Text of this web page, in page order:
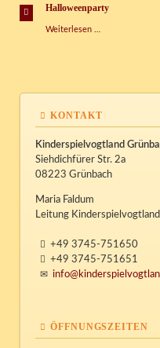
Halloweenparty
Weiterlesen …
KONTAKT
Kinderspielvogtland
Siehdichfürer Str. 2a
08223 Grünbach
Maria Faldum
Leitung
+49 3745-751650
+49 3745-751651
ÖFFNUNGSZEITEN